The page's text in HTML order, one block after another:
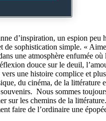
d’inspiration, un espion peu
sophistication simple. «
une atmosphère enfumée où
douce sur le deuil,
une histoire complice et
du cinéma, de la littérature
Nous sommes
sur les chemins de la
faire de l’ordinaire une